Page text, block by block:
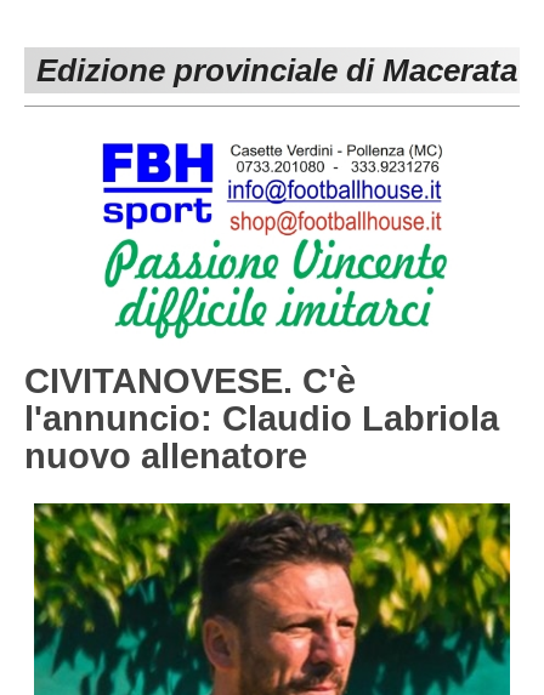
Carica la tua Rosa
1^ CATEGORIA
3^ CATEGORIA
GIOVANILI
Edizione provinciale di Macerata
CIVITANOVESE. C'è
l'annuncio: Claudio Labriola
nuovo allenatore